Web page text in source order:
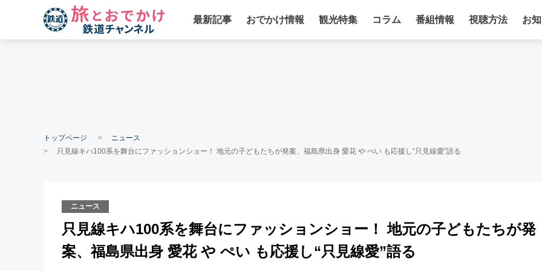
最新記事 おでかけ情報 観光特集 コラム 番組情報 視聴方法 お
トップページ
ニュース
只見線キハ100系を舞台にファッションショー！ 地元の子どもたちが発案、福島県出身 愛花 や ぺい も応援し“只見線愛”語る
ニュース
只見線キハ100系を舞台にファッションショー！ 地元の子どもたちが発
案、福島県出身 愛花 や ぺい も応援し“只見線愛”語る